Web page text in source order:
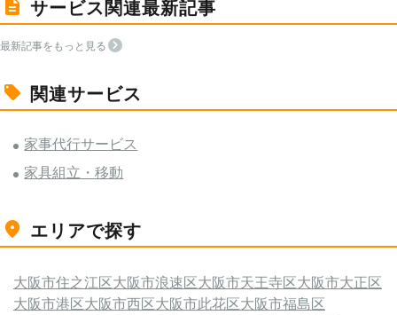
サービス関連最新記事
最新記事をもっと見る
関連サービス
家事代行サービス
家具組立・移動
エリアで探す
大阪市住之江区大阪市浪速区大阪市天王寺区大阪市大正区
大阪市港区大阪市西区大阪市此花区大阪市福島区